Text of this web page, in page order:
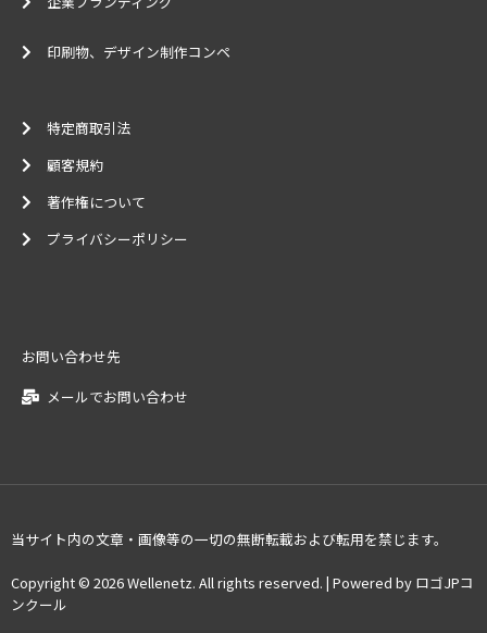
印刷物、デザイン制作コンペ
特定商取引法
顧客規約
著作権について
プライバシーポリシー
お問い合わせ先
メールでお問い合わせ
当サイト内の文章・画像等の一切の無断転載および転用を禁じます。
Copyright © 2026 Wellenetz. All rights reserved. | Powered by ロゴJPコ
ンクール